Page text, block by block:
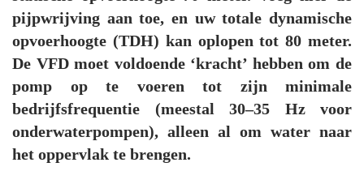
pijpwrijving aan toe, en uw totale dynamische
opvoerhoogte (TDH) kan oplopen tot 80 meter.
De VFD moet voldoende ‘kracht’ hebben om de
pomp op te voeren tot zijn minimale
bedrijfsfrequentie (meestal 30–35 Hz voor
onderwaterpompen), alleen al om water naar
het oppervlak te brengen.